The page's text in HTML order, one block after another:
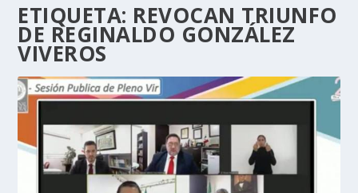
ETIQUETA: REVOCAN TRIUNFO
DE REGINALDO GONZÁLEZ
VIVEROS